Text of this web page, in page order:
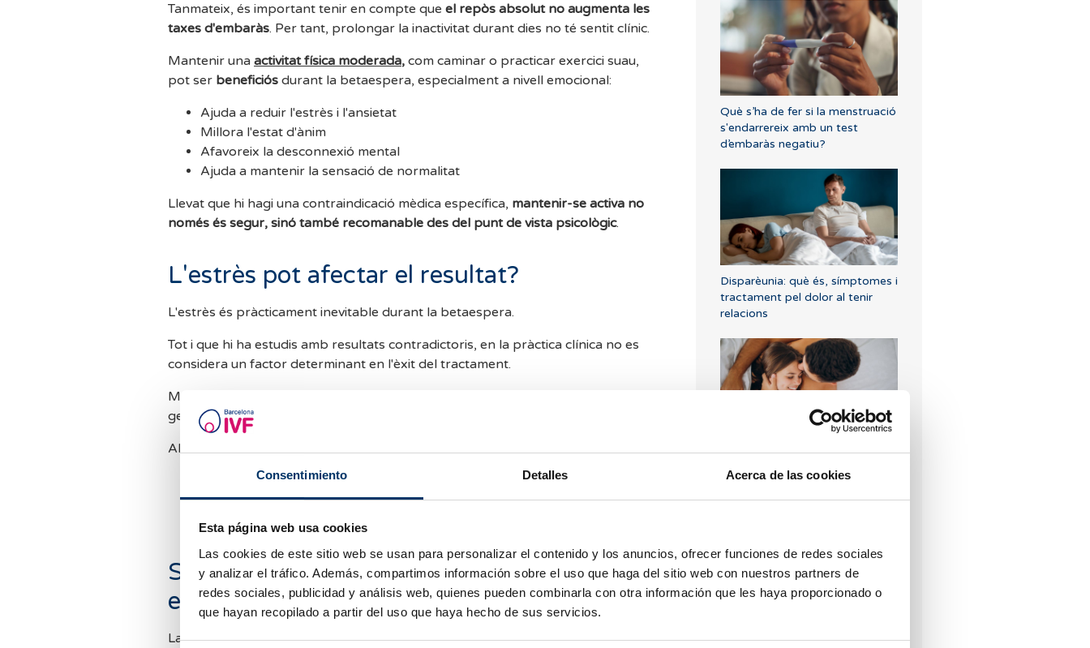
Consentimiento Detalles Acerca de las cookies
Esta página web usa cookies
Las cookies de este sitio web se usan para personalizar el contenido y los anuncios, ofrecer funciones de redes sociales
y analizar el tráfico. Además, compartimos información sobre el uso que haga del sitio web con nuestros partners de
redes sociales, publicidad y análisis web, quienes pueden combinarla con otra información que les haya proporcionado o
que hayan recopilado a partir del uso que haya hecho de sus servicios.
Tanmateix, és important tenir en compte que el repòs absolut no augmenta les
taxes d'embaràs. Per tant, prolongar la inactivitat durant dies no té sentit clínic.
Mantenir una activitat física moderada, com caminar o practicar exercici suau,
pot ser beneficiós durant la betaespera, especialment a nivell emocional:
Ajuda a reduir l'estrès i l'ansietat
Millora l'estat d'ànim
Afavoreix la desconnexió mental
Ajuda a mantenir la sensació de normalitat
Llevat que hi hagi una contraindicació mèdica específica, mantenir-se activa no
només és segur, sinó també recomanable des del punt de vista psicològic.
L'estrès pot afectar el resultat?
L'estrès és pràcticament inevitable durant la betaespera.
Tot i que hi ha estudis amb resultats contradictoris, en la pràctica clínica no es
considera un factor determinant en l'èxit del tractament.
Més que evitar l'estrès, una cosa poc realista, l'important és aprendre a
gestionar-lo.
Algunes estratègies útils són:
Suport psicològic especialitzat.
Tècniques de relaxació o mindfulness.
Acupuntura o altres teràpies complementàries.
Símptomes durant la betaespera: indiquen
embaràs?
Lacerca de símptomesés una de les principals fonts d'ansietat durant la
Què s’ha de fer si la menstruació
s'endarrereix amb un test
d’embaràs negatiu?
Disparèunia: què és, símptomes i
tractament pel dolor al tenir
relacions
Què passa si mantinc relacions
transferència d'embrions?